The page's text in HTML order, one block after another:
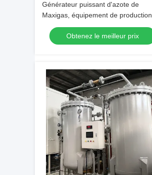
Générateur puissant d'azote de
Maxigas, équipement de production
d'azote de PSA
Obtenez le meilleur prix